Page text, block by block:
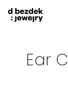
na
obsah
Ear